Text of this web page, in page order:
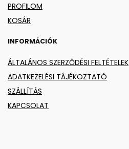
PROFILOM
KOSÁR
INFORMÁCIÓK
ÁLTALÁNOS SZERZŐDÉSI FELTÉTELEK
ADATKEZELÉSI TÁJÉKOZTATÓ
SZÁLLÍTÁS
KAPCSOLAT